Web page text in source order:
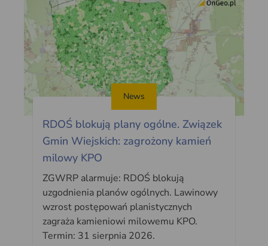
News
RDOŚ blokują plany ogólne. Związek
Gmin Wiejskich: zagrożony kamień
milowy KPO
ZGWRP alarmuje: RDOŚ blokują
uzgodnienia planów ogólnych. Lawinowy
wzrost postępowań planistycznych
zagraża kamieniowi milowemu KPO.
Termin: 31 sierpnia 2026.